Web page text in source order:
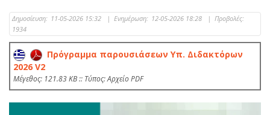
Δημοσίευση: 11-05-2026 15:32 | Ενημέρωση: 12-05-2026 18:28 | Προβολές:
1934
Πρόγραμμα παρουσιάσεων Υπ. Διδακτόρων
2026 V2
Mέγεθος: 121.83 KB :: Τύπος: Αρχείο PDF